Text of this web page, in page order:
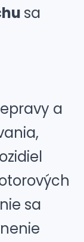
sa
a
sa